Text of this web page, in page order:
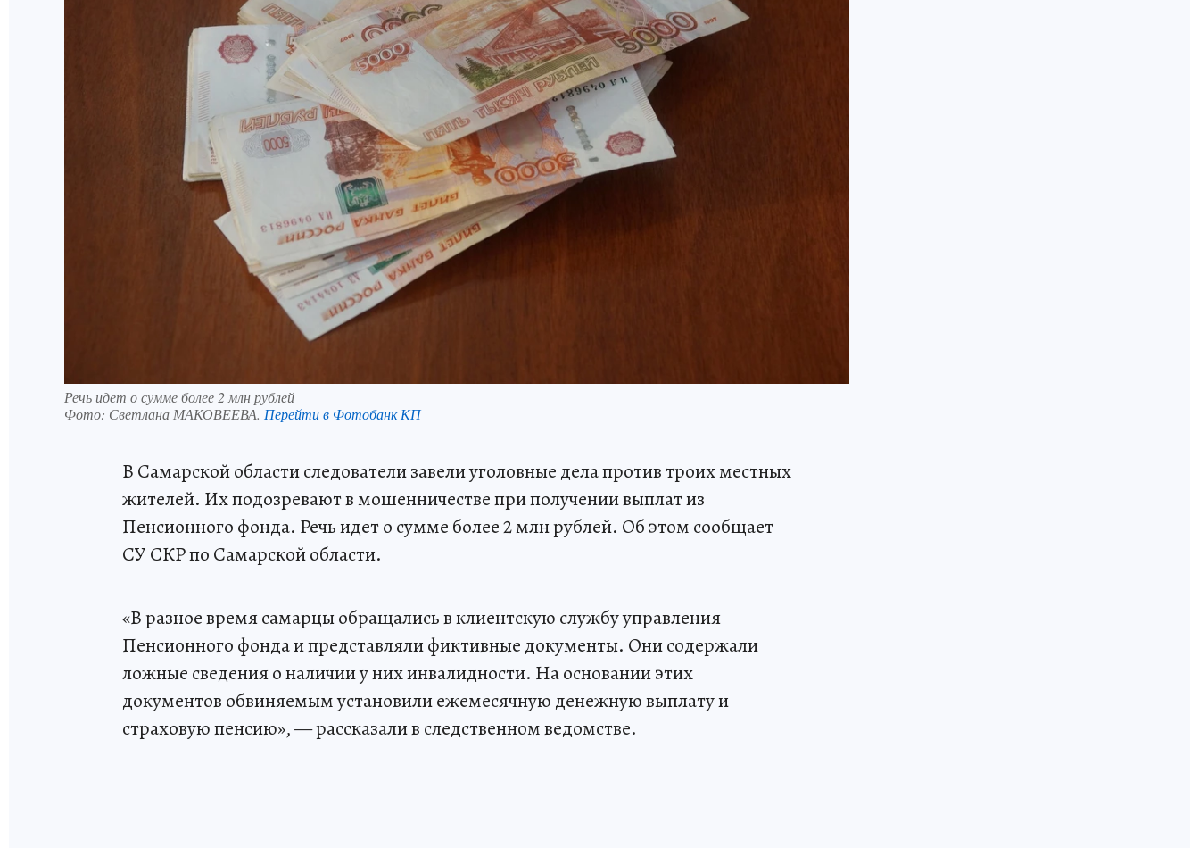
Речь идет о сумме более 2 млн рублей
Фото: Светлана МАКОВЕЕВА. Перейти в Фотобанк КП
В Самарской области следователи завели уголовные дела против троих местных
жителей. Их подозревают в мошенничестве при получении выплат из
Пенсионного фонда. Речь идет о сумме более 2 млн рублей. Об этом сообщает
СУ СКР по Самарской области.
«В разное время самарцы обращались в клиентскую службу управления
Пенсионного фонда и представляли фиктивные документы. Они содержали
ложные сведения о наличии у них инвалидности. На основании этих
документов обвиняемым установили ежемесячную денежную выплату и
страховую пенсию», — рассказали в следственном ведомстве.